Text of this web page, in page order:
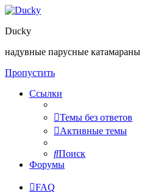
Ducky
надувные парусные катамараны
Пропустить
Ссылки
Темы без ответов
Активные темы
Поиск
Форумы
FAQ